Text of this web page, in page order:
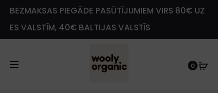
BEZMAKSAS PIEGĀDE PASŪTĪJUMIEM VIRS 80€ UZ
ES VALSTĪM, 40€ BALTIJAS VALSTĪS
0